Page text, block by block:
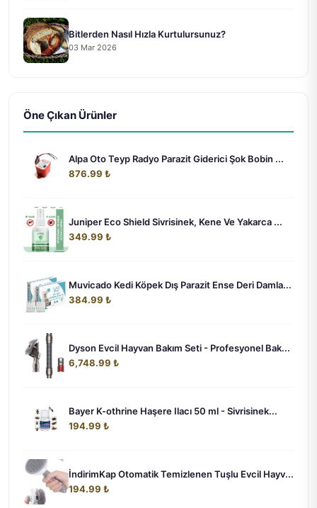
Bitlerden Nasıl Hızla Kurtulursunuz?
03 Mar 2026
Öne Çıkan Ürünler
Alpa Oto Teyp Radyo Parazit Giderici Şok Bobin ...
876.99 ₺
Juniper Eco Shield Sivrisinek, Kene Ve Yakarca ...
349.99 ₺
Muvicado Kedi Köpek Dış Parazit Ense Deri Damla...
384.99 ₺
Dyson Evcil Hayvan Bakım Seti - Profesyonel Bak...
6,748.99 ₺
Bayer K-othrine Haşere Ilacı 50 ml - Sivrisinek...
194.99 ₺
İndirimKap Otomatik Temizlenen Tuşlu Evcil Hayv...
194.99 ₺